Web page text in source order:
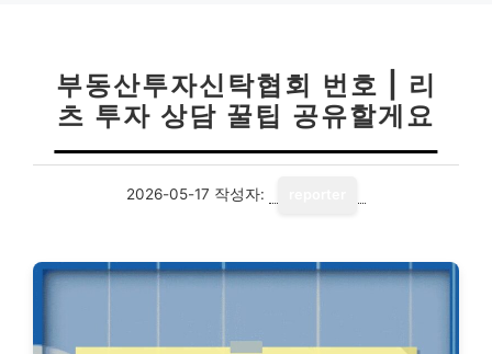
부동산투자신탁협회 번호 | 리
츠 투자 상담 꿀팁 공유할게요
2026-05-17 작성자: